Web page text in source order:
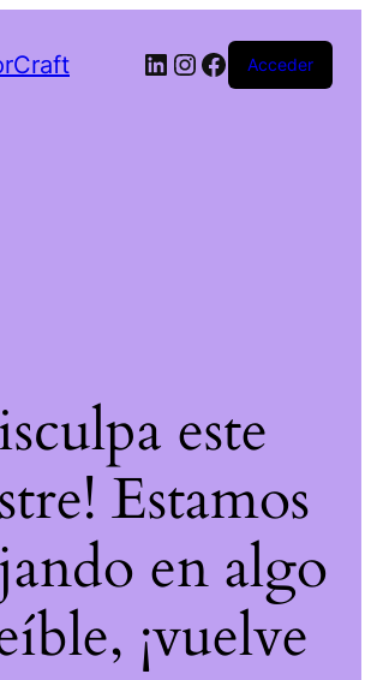
Acceder
este
Estamos
en algo
¡vuelve